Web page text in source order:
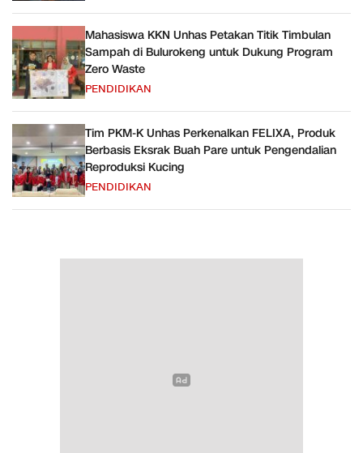
Mahasiswa KKN Unhas Petakan Titik Timbulan
Sampah di Bulurokeng untuk Dukung Program
Zero Waste
PENDIDIKAN
Tim PKM-K Unhas Perkenalkan FELIXA, Produk
Berbasis Eksrak Buah Pare untuk Pengendalian
Reproduksi Kucing
PENDIDIKAN